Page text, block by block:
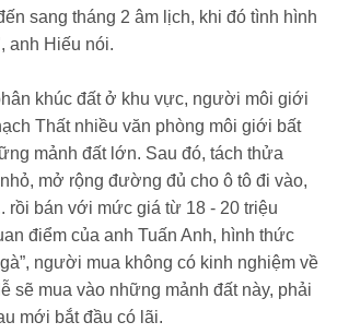
sang tháng 2 âm lịch, khi đó tình hình
anh Hiếu nói.
khúc đất ở khu vực, người môi giới
Thất nhiều văn phòng môi giới bất
mảnh đất lớn. Sau đó, tách thửa
mở rộng đường đủ cho ô tô đi vào,
rồi bán với mức giá từ 18 - 20 triệu
điểm của anh Tuấn Anh, hình thức
người mua không có kinh nghiệm về
sẽ mua vào những mảnh đất này, phải
mới bắt đầu có lãi.